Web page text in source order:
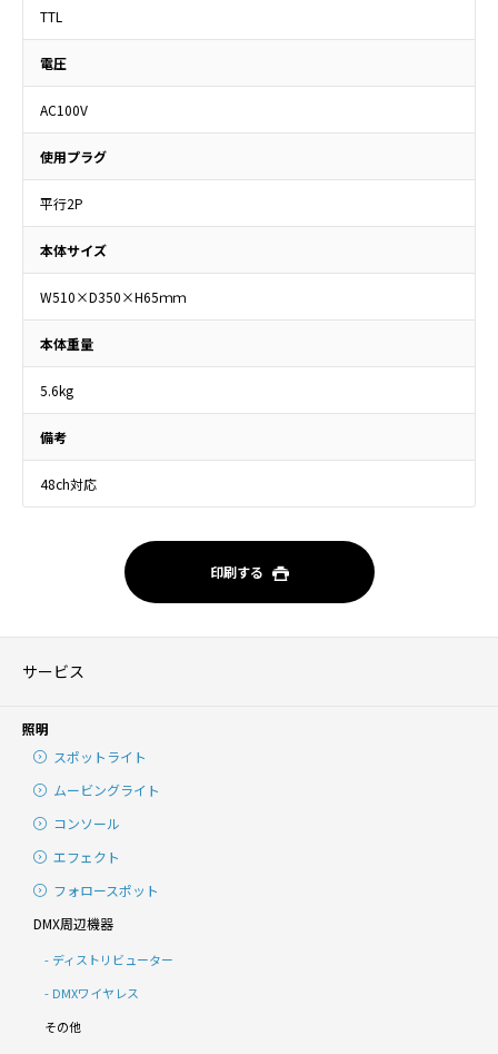
TTL
電圧
AC100V
使用プラグ
平行2P
本体サイズ
W510×D350×H65ｍｍ
本体重量
5.6kg
備考
48ch対応
印刷する
サービス
照明
スポットライト
ムービングライト
コンソール
エフェクト
フォロースポット
DMX周辺機器
ディストリビューター
DMXワイヤレス
その他